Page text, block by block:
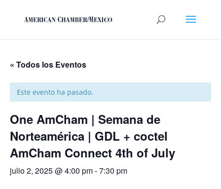
« Todos los Eventos
Este evento ha pasado.
One AmCham | Semana de
Norteamérica | GDL + coctel
AmCham Connect 4th of July
julio 2, 2025 @ 4:00 pm-7:30 pm